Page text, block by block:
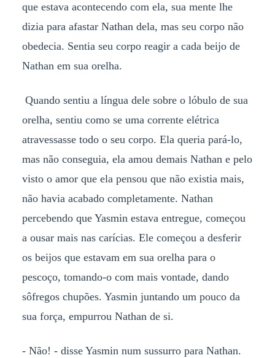
que estava acontecendo com ela, sua mente lhe
dizia para afastar Nathan dela, mas seu corpo não
obedecia. Sentia seu corpo reagir a cada beijo de
Nathan em sua orelha.
Quando sentiu a língua dele sobre o lóbulo de sua
orelha, sentiu como se uma corrente elétrica
atravessasse todo o seu corpo. Ela queria pará-lo,
mas não conseguia, ela amou demais Nathan e pelo
visto o amor que ela pensou que não existia mais,
não havia acabado completamente. Nathan
percebendo que Yasmin estava entregue, começou
a ousar mais nas carícias. Ele começou a desferir
os beijos que estavam em sua orelha para o
pescoço, tomando-o com mais vontade, dando
sôfregos chupões. Yasmin juntando um pouco da
sua força, empurrou Nathan de si.
- Não! - disse Yasmin num sussurro para Nathan.